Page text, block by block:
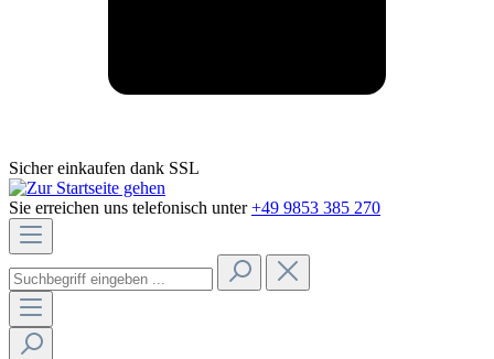
Sicher einkaufen dank SSL
Sie erreichen uns telefonisch unter +49 9853 385 270